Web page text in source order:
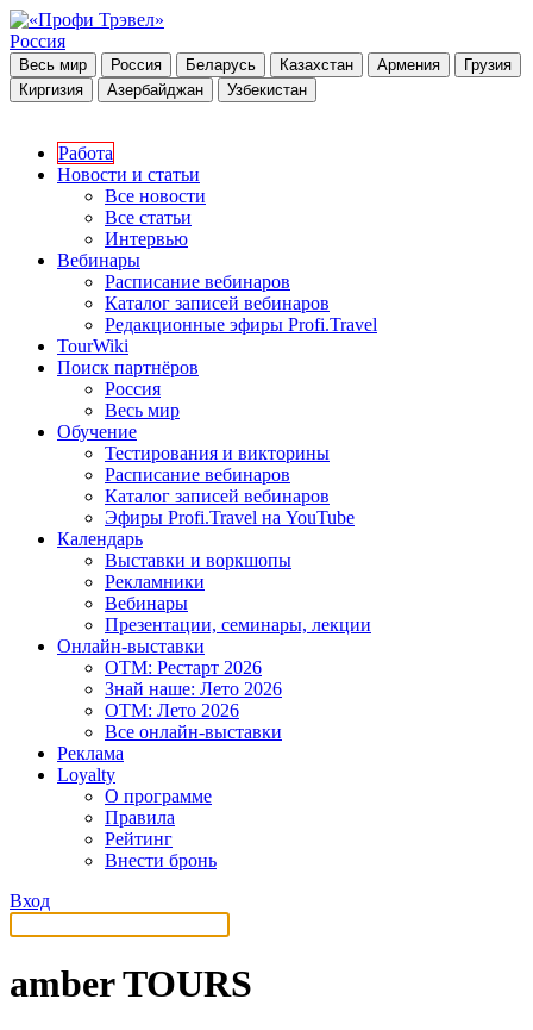
Россия
Весь мир Россия Беларусь Казахстан Армения
Грузия
Киргизия
Азербайджан Узбекистан
Работа
Новости и статьи
Все новости
Все статьи
Интервью
Вебинары
Расписание вебинаров
Каталог записей вебинаров
Редакционные эфиры Profi.Travel
TourWiki
Поиск партнёров
Россия
Весь мир
Обучение
Тестирования и викторины
Расписание вебинаров
Каталог записей вебинаров
Эфиры Profi.Travel на YouTube
Календарь
Выставки и воркшопы
Рекламники
Вебинары
Презентации, семинары, лекции
Онлайн-выставки
OTM: Рестарт 2026
Знай наше: Лето 2026
OTM: Лето 2026
Все онлайн-выставки
Реклама
Loyalty
О программе
Правила
Рейтинг
Внести бронь
Вход
amber TOURS